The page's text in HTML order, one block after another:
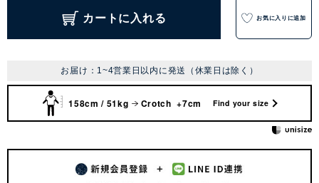
カートに入れる お気に入りに追加
お届け：1~4営業日以内に発送（休業日は除く）
158cm / 51kg Crotch +7cm Find your size